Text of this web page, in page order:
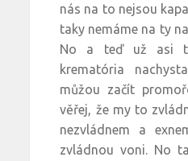
nás na to nejsou
taky nemáme na ty
No a teď už asi
krematória
můžou začít
věřej, že my to
nezvládnem a
zvládnou voni. No